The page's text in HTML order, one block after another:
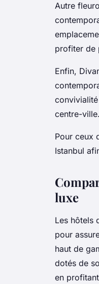
Autre
profiter de
Enfin,
centre-ville.
Pour ceux
Istanbul
luxe
Les hôtels
pour
haut de
dotés de
en